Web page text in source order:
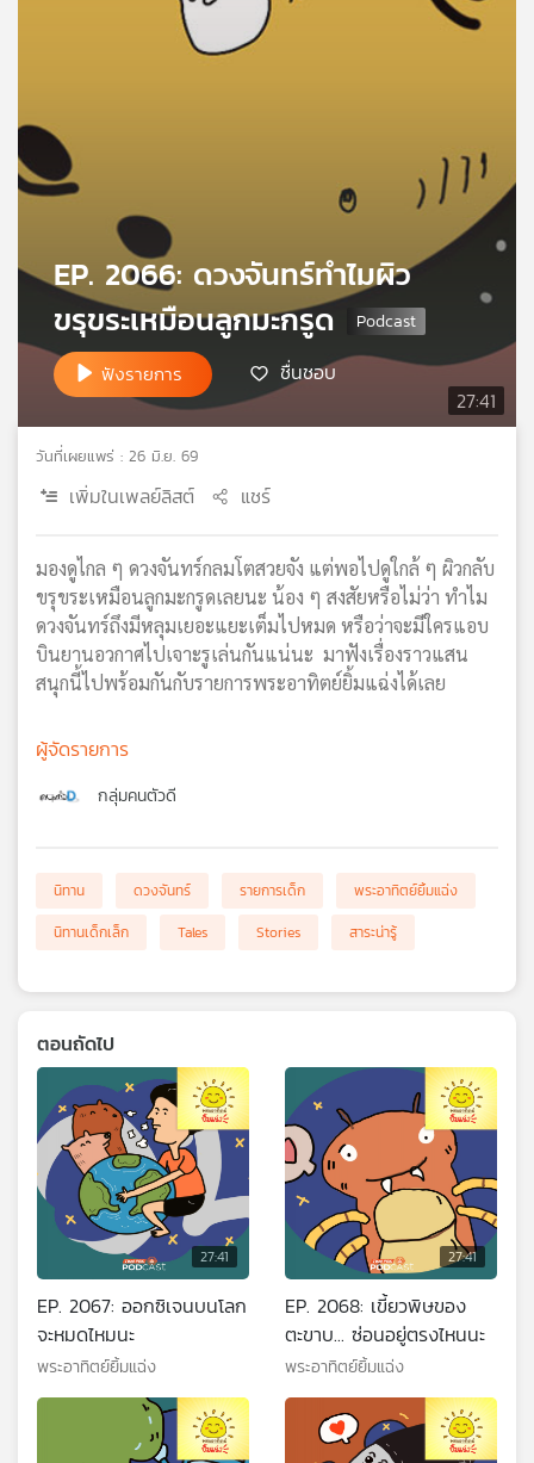
และ
กิจกรรม
กับ
เครือ
วิทยุ
ไทย
แผนที่
วิทยุ
เครือ
27:41
EP. 2066: ดวงจันทร์ทำไมผิว
ขรุขระเหมือนลูกมะกรูด
ฟังรายการ ชื่นชอบ
วันที่เผยแพร่ : 26 มิ.ย. 69
เพิ่มในเพลย์ลิสต์ แชร์
มองดูไกล ๆ ดวงจันทร์กลมโตสวยจัง แต่พอไปดูใกล้ ๆ ผิวกลับ
ขรุขระเหมือนลูกมะกรูดเลยนะ น้อง ๆ สงสัยหรือไม่ว่า ทำไม
ดวงจันทร์ถึงมีหลุมเยอะแยะเต็มไปหมด หรือว่าจะมีใครแอบ
บินยานอวกาศไปเจาะรูเล่นกันแน่นะ มาฟังเรื่องราวแสน
สนุกนี้ไปพร้อมกันกับรายการพระอาทิตย์ยิ้มแฉ่งได้เลย
ผู้จัดรายการ
กลุ่มคนตัวดี
นิทาน ดวงจันทร์ รายการเด็ก
พระอาทิตย์ยิ้มแฉ่ง
นิทานเด็กเล็ก
Tales Stories สาระน่ารู้
ตอนถัดไป
27:41
EP. 2067: ออกซิเจนบนโลก
จะหมดไหมนะ
พระอาทิตย์ยิ้มแฉ่ง
27:41
EP. 2068: เขี้ยวพิษของ
ตะขาบ... ซ่อนอยู่ตรงไหนนะ
พระอาทิตย์ยิ้มแฉ่ง